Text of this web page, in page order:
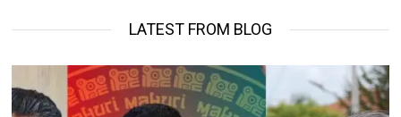
LATEST FROM BLOG